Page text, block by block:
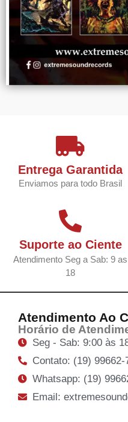
Entrega Garantida
Enviamos para todo Brasil
Suporte ao Ciente
Atendimento Seg a Sab: 9 as
18
Atendimento Ao
Horário de
Seg - Sab: 9:00 às
Contato: (19) 99662-
Whatsapp: (19)
Email: